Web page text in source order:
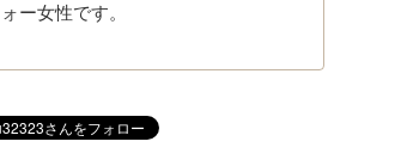
ー女性です。